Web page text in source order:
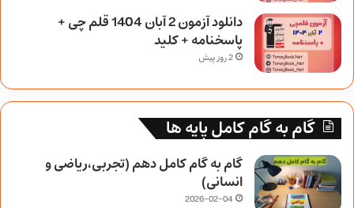
دانلود آزمون 2 آبان 1404 قلم چی +
پاسخنامه + کلید
2 روز پیش
گام به گام کامل پایه ها
گام به گام کامل دهم (تجربی،ریاضی و
انسانی)
2026-02-04